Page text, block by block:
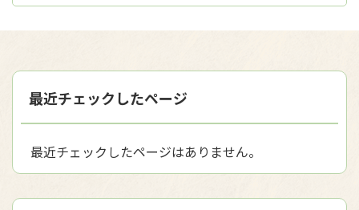
最近チェックしたページ
最近チェックしたページはありません。